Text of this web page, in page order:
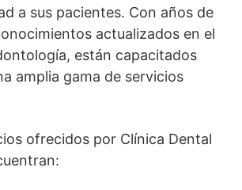
a sus pacientes. Con años de
actualizados en el
están capacitados
amplia gama de servicios
ofrecidos por Clínica Dental